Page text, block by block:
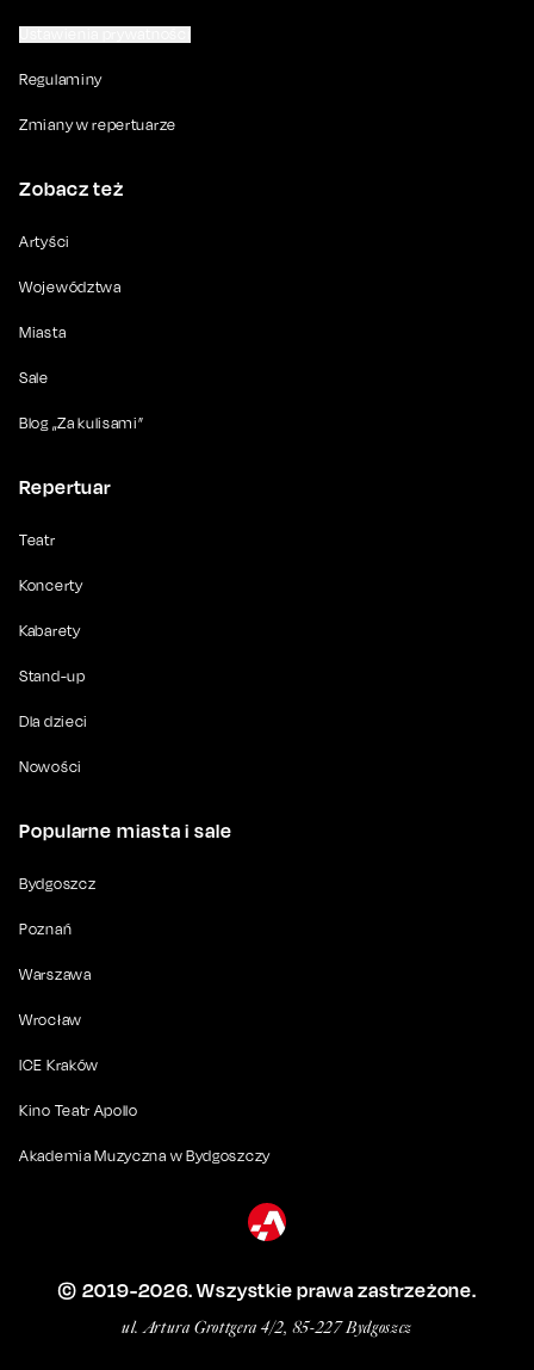
Regulaminy
Zmiany w repertuarze
Zobacz też
Artyści
Województwa
Miasta
Sale
Blog „Za kulisami”
Repertuar
Teatr
Koncerty
Kabarety
Stand-up
Dla dzieci
Nowości
Popularne miasta i sale
Bydgoszcz
Poznań
Warszawa
Wrocław
ICE Kraków
Kino Teatr Apollo
Akademia Muzyczna w Bydgoszczy
© 2019-2026. Wszystkie prawa zastrzeżone.
ul. Artura Grottgera 4/2, 85-227 Bydgoszcz